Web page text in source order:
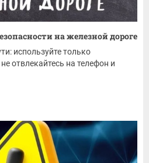
на железной дороге
используйте только
отвлекайтесь на телефон и